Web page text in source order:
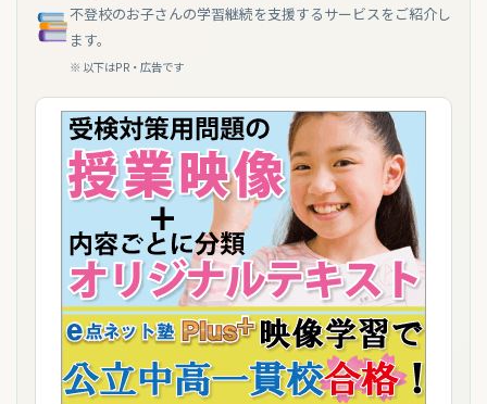
不登校のお子さんの学習継続を支援するサービスをご紹介し
ます。
※ 以下はPR・広告です